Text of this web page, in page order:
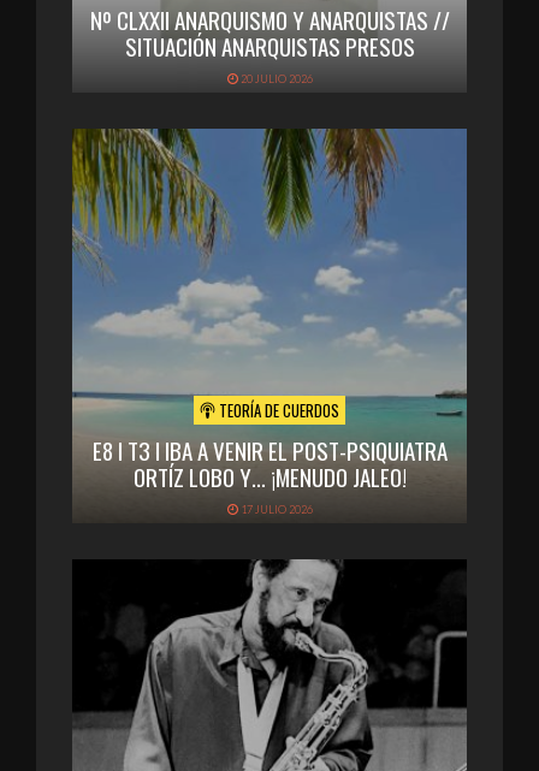
Nº CLXXII ANARQUISMO Y ANARQUISTAS //
SITUACIÓN ANARQUISTAS PRESOS
20 JULIO 2026
TEORÍA DE CUERDOS
E8 I T3 I IBA A VENIR EL POST-PSIQUIATRA
ORTÍZ LOBO Y… ¡MENUDO JALEO!
17 JULIO 2026